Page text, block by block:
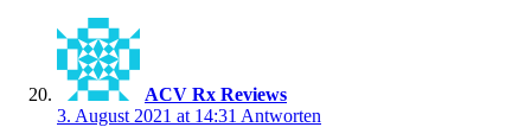
ACV Rx Reviews
3. August 2021 at 14:31 Antworten